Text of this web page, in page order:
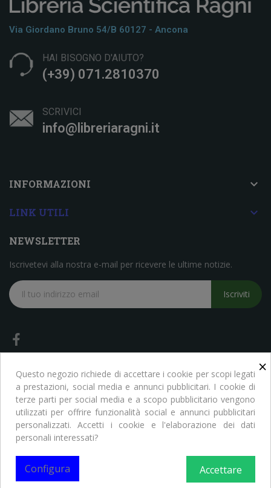
Via Giordano Bruno 54/b 60127 - Ancona
HAI BISOGNO D'AIUTO?
(+39) 071.2810370
SCRIVICI
info@libreriaragni.it
INFORMAZIONI 
LINK UTILI 
NEWSLETTER
Iscrivetevi alla nostra e-mail per ricevere le ultime notizie.
Iscriviti
Copyright © Libreria Scientifica Ragni. Tutti i Diritti Riservati
×
Questo negozio richiede di accettare i cookie per scopi legati
a prestazioni, social media e annunci pubblicitari. I cookie di
terze parti per social media e a scopo pubblicitario vengono
utilizzati per offrire funzionalità social e annunci pubblicitari
personalizzati. Accetti i cookie e l'elaborazione dei dati
personali interessati?
Accettare
Configura